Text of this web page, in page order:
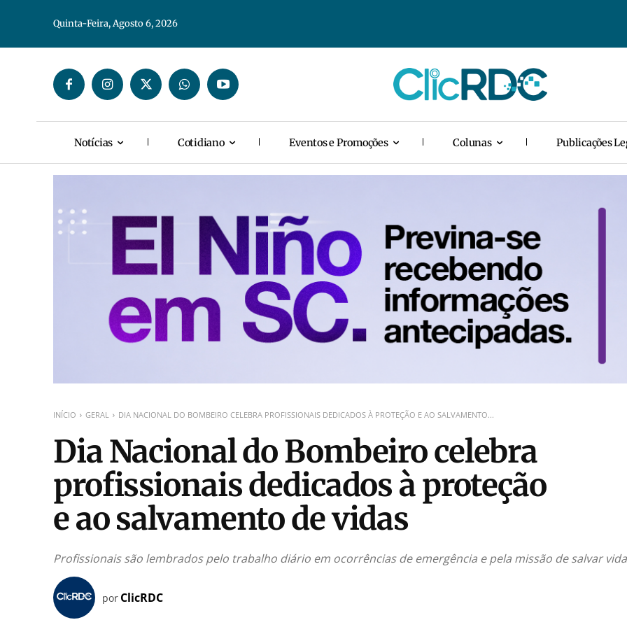
Quinta-Feira, Agosto 6, 2026
Notícias Cotidiano Eventos e Promoções Colunas Publicações
INÍCIO GERAL DIA NACIONAL DO BOMBEIRO CELEBRA PROFISSIONAIS DEDICADOS À PROTEÇÃO E AO SALVAMENTO...
Dia Nacional do Bombeiro celebra
profissionais dedicados à proteção
e ao salvamento de vidas
Profissionais são lembrados pelo trabalho diário em ocorrências de emergência e pela missão de salvar
por ClicRDC